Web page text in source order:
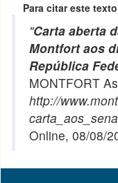
Para citar este
"Carta aberta
Montfort aos
República
MONTFORT
http://
Online, 08/08/